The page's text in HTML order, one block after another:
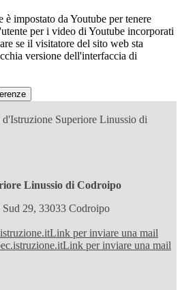
è impostato da Youtube per tenere
per i video di Youtube incorporati
se il visitatore del sito web sta
versione dell'interfaccia di
Superiore Linussio di
Linussio di Codroipo
29, 33033 Codroipo
Link per inviare una mail
Link per inviare una mail